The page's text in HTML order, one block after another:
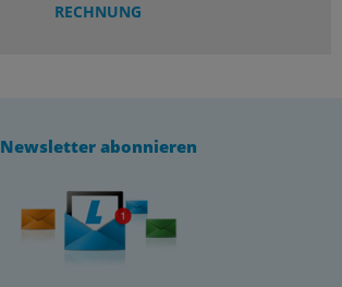
RECHNUNG
Newsletter abonnieren